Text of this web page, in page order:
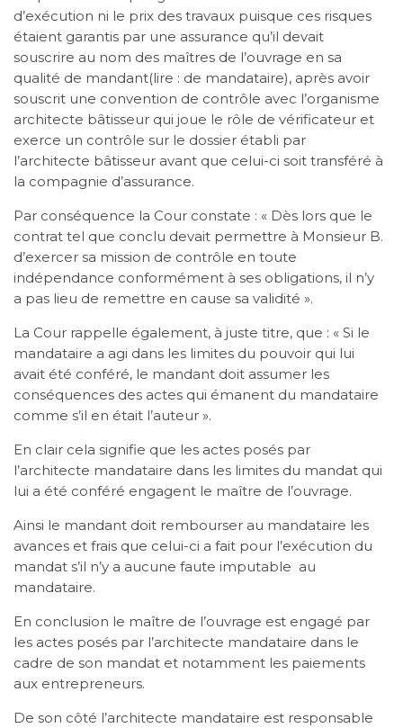
d’exécution ni le prix des travaux puisque ces risques
étaient garantis par une assurance qu’il devait
souscrire au nom des maîtres de l’ouvrage en sa
qualité de mandant(lire : de mandataire), après avoir
souscrit une convention de contrôle avec l’organisme
architecte bâtisseur qui joue le rôle de vérificateur et
exerce un contrôle sur le dossier établi par
l’architecte bâtisseur avant que celui-ci soit transféré à
la compagnie d’assurance.
Par conséquence la Cour constate : « Dès lors que le
contrat tel que conclu devait permettre à Monsieur B.
d’exercer sa mission de contrôle en toute
indépendance conformément à ses obligations, il n’y
a pas lieu de remettre en cause sa validité ».
La Cour rappelle également, à juste titre, que : « Si le
mandataire a agi dans les limites du pouvoir qui lui
avait été conféré, le mandant doit assumer les
conséquences des actes qui émanent du mandataire
comme s’il en était l’auteur ».
En clair cela signifie que les actes posés par
l’architecte mandataire dans les limites du mandat qui
lui a été conféré engagent le maître de l’ouvrage.
Ainsi le mandant doit rembourser au mandataire les
avances et frais que celui-ci a fait pour l’exécution du
mandat s’il n’y a aucune faute imputable au
mandataire.
En conclusion le maître de l’ouvrage est engagé par
les actes posés par l’architecte mandataire dans le
cadre de son mandat et notamment les paiements
aux entrepreneurs.
De son côté l’architecte mandataire est responsable